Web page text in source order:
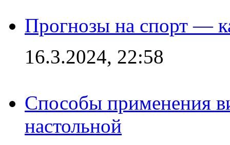
Прогнозы на спорт —
16.3.2024, 22:58
Способы применения
настольной